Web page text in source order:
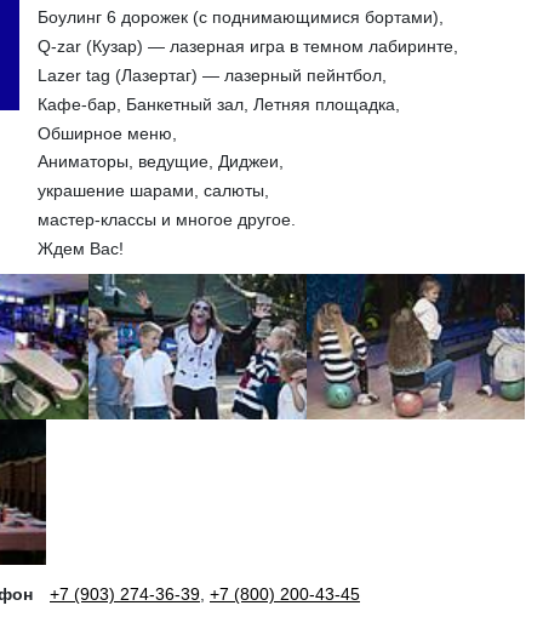
Боулинг 6 дорожек (с поднимающимися бортами),
Q-zar (Кузар) — лазерная игра в темном лабиринте,
Lazer tag (Лазертаг) — лазерный пейнтбол,
Кафе-бар, Банкетный зал, Летняя площадка,
Обширное меню,
Аниматоры, ведущие, Диджеи,
украшение шарами, салюты,
мастер-классы и многое другое.
Ждем Вас!
+7 (903) 274-36-39 +7 (800) 200-43-45